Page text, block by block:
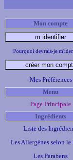
Mon compte
Pourquoi devrais-je
Mes Préférences
Menu
Page Principale
Ingrédients
Liste des
Les Allergènes selon
Les Parabens